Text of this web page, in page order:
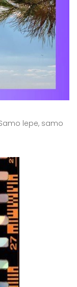
lepe, samo